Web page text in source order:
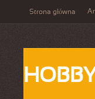
Strona główna
HOBBY